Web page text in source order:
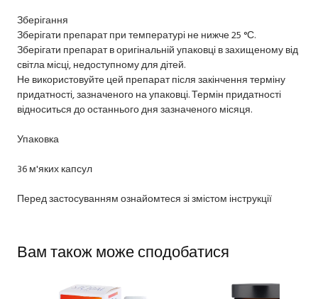
Зберігання
Зберігати препарат при температурі не нижче 25 °С.
Зберігати препарат в оригінальній упаковці в захищеному від
світла місці, недоступному для дітей.
Не використовуйте цей препарат після закінчення терміну
придатності, зазначеного на упаковці. Термін придатності
відноситься до останнього дня зазначеного місяця.
Упаковка
36 м'яких капсул
Перед застосуванням ознайомтеся зі змістом інструкції
Вам також може сподобатися